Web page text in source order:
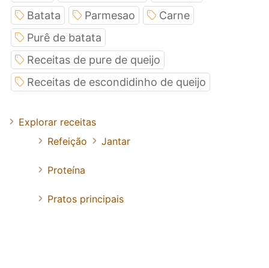
Batata
Parmesao
Carne
Purê de batata
Receitas de pure de queijo
Receitas de escondidinho de queijo
Explorar receitas
Refeição
Jantar
Proteína
Pratos principais